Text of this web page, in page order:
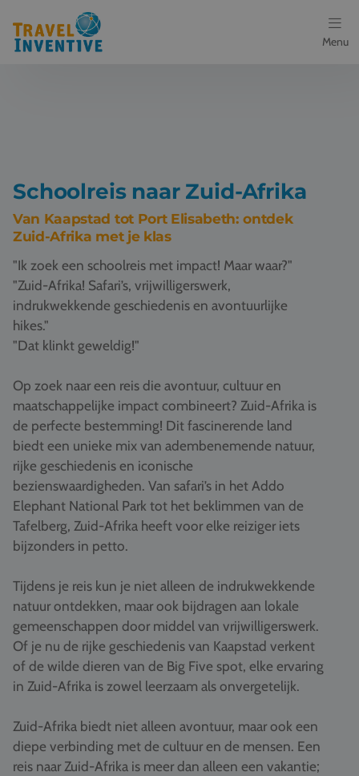
Menu
Over ons
Een offerte aanvragen
Nieuws
Contact
076 522 30 57
Klantportaal
Schoolreis naar Zuid-Afrika
Van Kaapstad tot Port Elisabeth: ontdek
Zuid-Afrika met je klas
"Ik zoek een schoolreis met impact! Maar waar?"
"Zuid-Afrika! Safari’s, vrijwilligerswerk,
indrukwekkende geschiedenis en avontuurlijke
hikes."
"Dat klinkt geweldig!"
Op zoek naar een reis die avontuur, cultuur en
maatschappelijke impact combineert? Zuid-Afrika is
de perfecte bestemming! Dit fascinerende land
biedt een unieke mix van adembenemende natuur,
rijke geschiedenis en iconische
bezienswaardigheden. Van safari’s in het Addo
Elephant National Park tot het beklimmen van de
Tafelberg, Zuid-Afrika heeft voor elke reiziger iets
bijzonders in petto.
Tijdens je reis kun je niet alleen de indrukwekkende
natuur ontdekken, maar ook bijdragen aan lokale
gemeenschappen door middel van vrijwilligerswerk.
Of je nu de rijke geschiedenis van Kaapstad verkent
of de wilde dieren van de Big Five spot, elke ervaring
in Zuid-Afrika is zowel leerzaam als onvergetelijk.
Zuid-Afrika biedt niet alleen avontuur, maar ook een
diepe verbinding met de cultuur en de mensen. Een
reis naar Zuid-Afrika is meer dan alleen een vakantie;